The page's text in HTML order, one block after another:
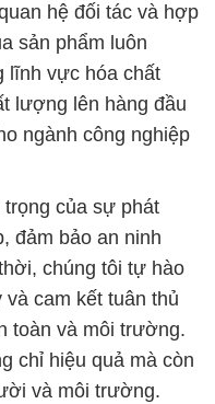
hệ đối tác và hợp
sản phẩm luôn
lĩnh vực hóa chất
lượng lên hàng đầu
ngành công nghiệp
trọng của sự phát
đảm bảo an ninh
chúng tôi tự hào
và cam kết tuân thủ
toàn và môi trường.
chỉ hiệu quả mà còn
và môi trường.